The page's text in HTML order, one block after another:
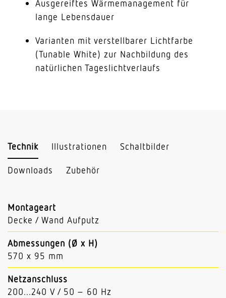
Ausgereiftes Wärmemanagement für
lange Lebensdauer
Varianten mit verstellbarer Lichtfarbe
(Tunable White) zur Nachbildung des
natürlichen Tageslichtverlaufs
Technik Illustrationen Schaltbilder
Downloads Zubehör
Montageart
Decke / Wand Aufputz
Abmessungen (Ø x H)
570 x 95 mm
Netzanschluss
200...240 V / 50 – 60 Hz